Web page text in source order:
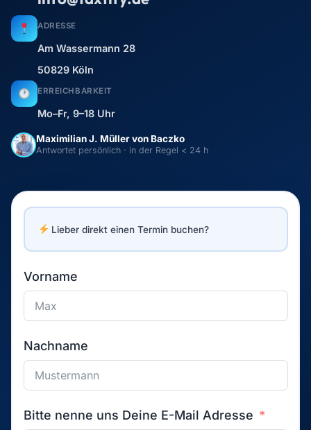
ADRESSE
Am Wassermann 28
50829 Köln
ERREICHBARKEIT
Mo–Fr, 9–18 Uhr
Maximilian J. Müller von Baczko
Antwortet persönlich · in der Regel < 24 h
Lieber direkt einen Termin buchen?
Vorname
Nachname
Bitte nenne uns Deine E-Mail Adresse